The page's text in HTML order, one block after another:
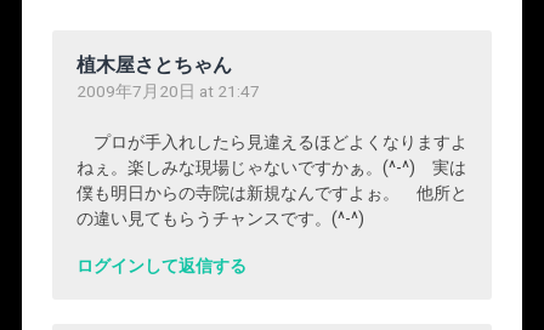
植木屋さとちゃん
2009年7月20日 at 21:47
プロが手入れしたら見違えるほどよくなりますよ
ねぇ。楽しみな現場じゃないですかぁ。(^-^) 実は
僕も明日からの寺院は新規なんですよぉ。 他所と
の違い見てもらうチャンスです。(^-^)
ログインして返信する